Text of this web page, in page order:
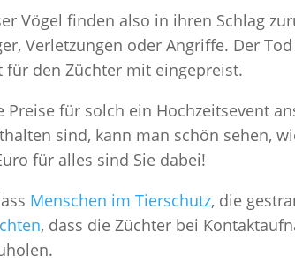
Vögel finden also in ihren Schlag
Verletzungen oder Angriffe. Der
den Züchter mit eingepreist.
Preise für solch ein Hochzeitsevent
sind, kann man schön sehen,
für alles sind Sie dabei!
Menschen im Tierschutz, die
, dass die Züchter bei